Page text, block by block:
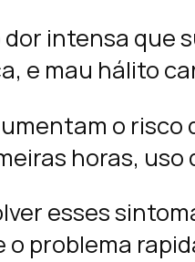
intensa que
e mau hálito
o
horas,
esses
o problema